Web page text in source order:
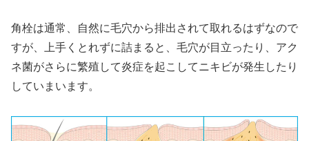
角栓は通常、自然に毛穴から排出されて取れるはずなので
すが、上手くとれずに詰まると、毛穴が目立ったり、アク
ネ菌がさらに繁殖して炎症を起こしてニキビが発生したり
していまいます。